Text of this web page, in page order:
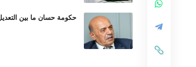
حكومة حسان ما بين